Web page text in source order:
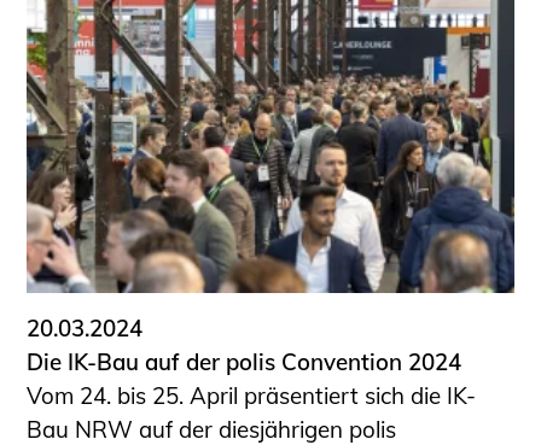
20.03.2024
Die IK-Bau auf der polis Convention 2024
Vom 24. bis 25. April präsentiert sich die IK-
Bau NRW auf der diesjährigen polis